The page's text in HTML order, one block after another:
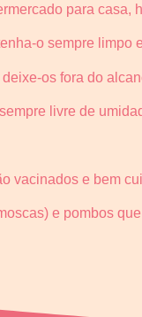
para casa,
o sempre limpo
os fora do
livre de
vacinados e bem
e pombos